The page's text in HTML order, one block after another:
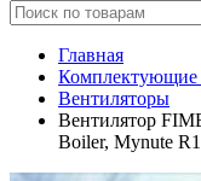
Главная
Комплектующие
Вентиляторы
Вентилятор
Boiler, Mynute